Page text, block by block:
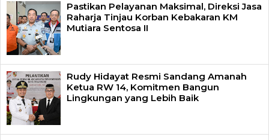
Pastikan Pelayanan Maksimal, Direksi Jasa
Raharja Tinjau Korban Kebakaran KM
Mutiara Sentosa II
Rudy Hidayat Resmi Sandang Amanah
Ketua RW 14, Komitmen Bangun
Lingkungan yang Lebih Baik